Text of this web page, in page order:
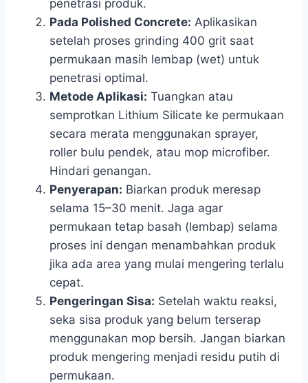
penetrasi produk.
Pada Polished Concrete: Aplikasikan
setelah proses grinding 400 grit saat
permukaan masih lembap (wet) untuk
penetrasi optimal.
Metode Aplikasi: Tuangkan atau
semprotkan Lithium Silicate ke permukaan
secara merata menggunakan sprayer,
roller bulu pendek, atau mop microfiber.
Hindari genangan.
Penyerapan: Biarkan produk meresap
selama 15–30 menit. Jaga agar
permukaan tetap basah (lembap) selama
proses ini dengan menambahkan produk
jika ada area yang mulai mengering terlalu
cepat.
Pengeringan Sisa: Setelah waktu reaksi,
seka sisa produk yang belum terserap
menggunakan mop bersih. Jangan biarkan
produk mengering menjadi residu putih di
permukaan.